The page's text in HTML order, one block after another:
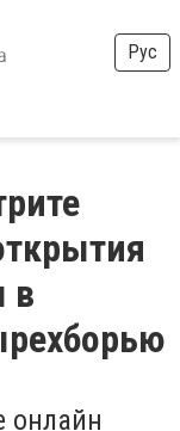
Рус
в
онлайн